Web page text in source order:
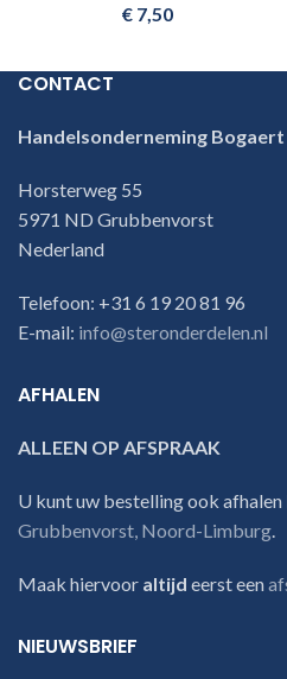
€ 7,50
CONTACT
Handelsonderneming Bogaert
Horsterweg 55
5971 ND Grubbenvorst
Nederland
Telefoon: +31 6 19 20 81 96
E-mail: info@steronderdelen.nl
AFHALEN
ALLEEN OP AFSPRAAK
U kunt uw bestelling ook
Grubbenvorst, Noord-Limburg
Maak hiervoor altijd eerst een
NIEUWSBRIEF